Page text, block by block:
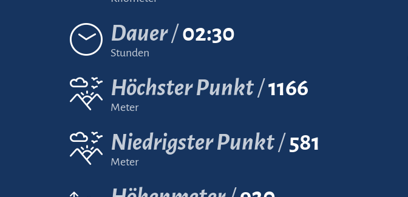
Dauer 02:30
Stunden
Höchster Punkt 1166
Meter
Niedrigster Punkt 581
Meter